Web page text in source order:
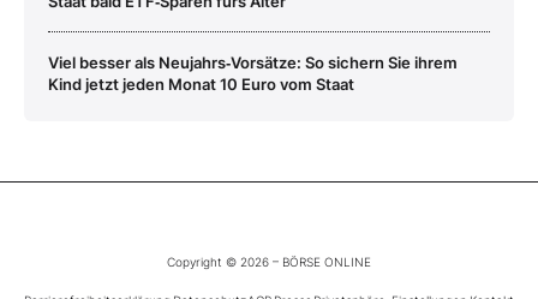
Viel besser als Neujahrs‑Vorsätze: So sichern Sie ihrem
Kind jetzt jeden Monat 10 Euro vom Staat
Copyright © 2026 – BÖRSE ONLINE